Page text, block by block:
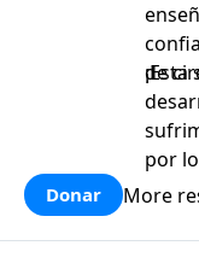
de
por
Donar More